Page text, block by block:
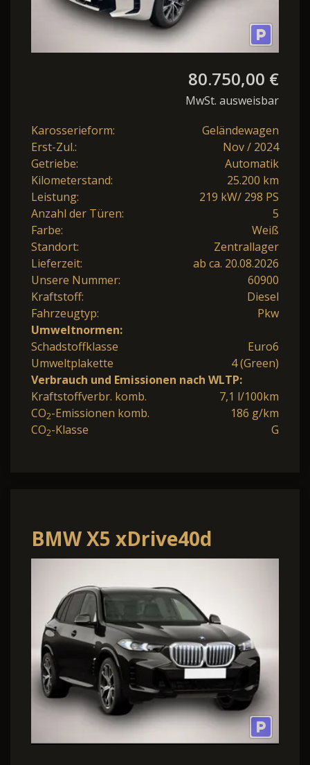
80.750,00 €
MwSt. ausweisbar
Karosserieform:
Geländewagen
Erst-Zul.:
Nov / 2024
Getriebe:
Automatik
Kilometerstand:
25.200 km
Leistung:
219 kW/ 298 PS
Anzahl der Türen:
5
Farbe:
Weiß
Standort:
Zentrallager
Lieferzeit:
ab ca. 20.08.2026
Unsere Nummer:
60900
Kraftstoff:
Diesel
Fahrzeugtyp:
Pkw
Umweltnormen:
Schadstoffklasse
Euro6
Umweltplakette
4 (Green)
Verbrauch und Emissionen nach WLTP:
Kraftstoffverbr. komb.
7,1 l/100km
CO2-Emissionen komb.
186 g/km
CO2-Klasse G
BMW X5 xDrive40d